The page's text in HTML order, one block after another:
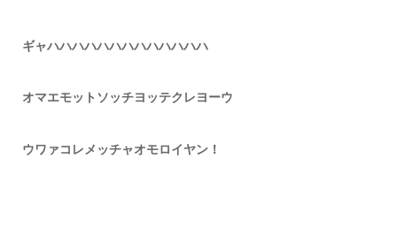
ギャハハハハハハハハハハハハハ
オマエモットソッチヨッテクレヨーウ
ウワァコレメッチャオモロイヤン！